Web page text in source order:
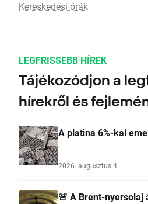
Kereskedési órák
LEGFRISSEBB HÍREK
Tájékozódjon a
hírekről és
A platina 6%-kal
2026. augusztus 4.
🚨 A Brent-nyersolaj